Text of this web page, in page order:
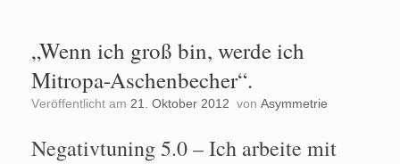
„Wenn ich groß bin, werde ich
Mitropa-Aschenbecher“.
Veröffentlicht am 21. Oktober 2012 von Asymmetrie
Negativtuning 5.0 – Ich arbeite mit